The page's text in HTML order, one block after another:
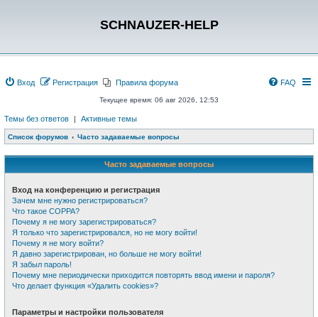
SCHNAUZER-HELP
Вход Регистрация Правила форума FAQ
Текущее время: 06 авг 2026, 12:53
Темы без ответов | Активные темы
Список форумов Часто задаваемые вопросы
Часто задаваемые вопросы
Вход на конференцию и регистрация
Зачем мне нужно регистрироваться?
Что такое COPPA?
Почему я не могу зарегистрироваться?
Я только что зарегистрировался, но не могу войти!
Почему я не могу войти?
Я давно зарегистрирован, но больше не могу войти!
Я забыл пароль!
Почему мне периодически приходится повторять ввод имени и пароля?
Что делает функция «Удалить cookies»?
Параметры и настройки пользователя